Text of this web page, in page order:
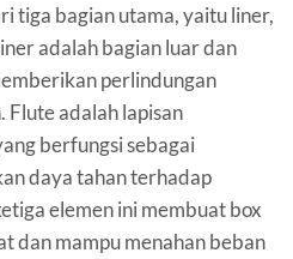
tiga bagian utama, yaitu liner,
adalah bagian luar dan
perlindungan
adalah lapisan
berfungsi sebagai
daya tahan terhadap
elemen ini membuat box
dan mampu menahan beban